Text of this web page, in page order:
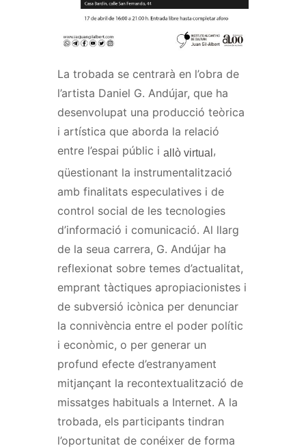
La trobada se centrarà en l’obra de
l’artista Daniel G. Andújar, que ha
desenvolupat una producció teòrica
i artística que aborda la relació
entre l’espai públic i allò virtual ,
qüestionant la instrumentalització
amb finalitats especulatives i de
control social de les tecnologies
d’informació i comunicació. Al llarg
de la seua carrera, G. Andújar ha
reflexionat sobre temes d’actualitat,
emprant tàctiques apropiacionistes i
de subversió icònica per denunciar
la connivència entre el poder polític
i econòmic, o per generar un
profund efecte d’estranyament
mitjançant la recontextualització de
missatges habituals a Internet. A la
trobada, els participants tindran
l’oportunitat de conéixer de forma